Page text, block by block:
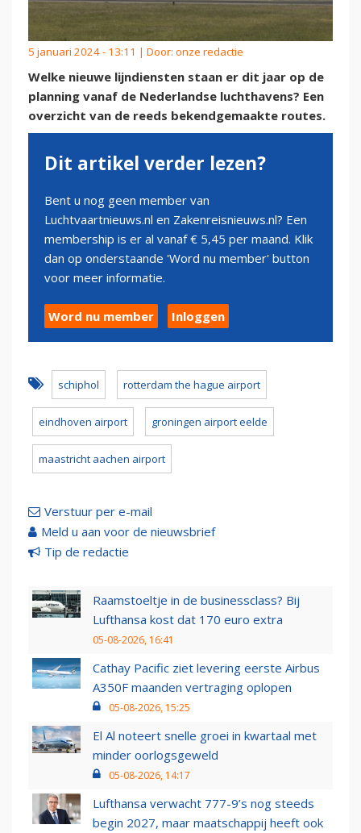
5 januari 2024 - 13:11 | Door: onze redactie
Welke nieuwe lijndiensten staan er dit jaar op de
planning vanaf de Nederlandse luchthavens? Een
overzicht van de reeds bekendgemaakte routes.
Dit artikel verder lezen?
Bent u nog geen member van
Luchtvaartnieuws.nl en Zakenreisnieuws.nl? Een
membership is er al vanaf € 5,45 per maand. Klik
dan op onderstaande 'Word nu member' button
voor meer informatie.
Word nu member Inloggen
schiphol rotterdam the hague airport
eindhoven airport groningen airport eelde
maastricht aachen airport
Verstuur per e-mail
Meld u aan voor de nieuwsbrief
Tip de redactie
Raamstoeltje in de businessclass? Bij
Lufthansa kost dat 170 euro extra
05-08-2026, 16:41
Cathay Pacific ziet levering eerste Airbus
A350F maanden vertraging oplopen
05-08-2026, 15:25
El Al noteert snelle groei in kwartaal met
minder oorlogsgeweld
05-08-2026, 14:17
Lufthansa verwacht 777-9’s nog steeds
begin 2027, maar maatschappij heeft ook